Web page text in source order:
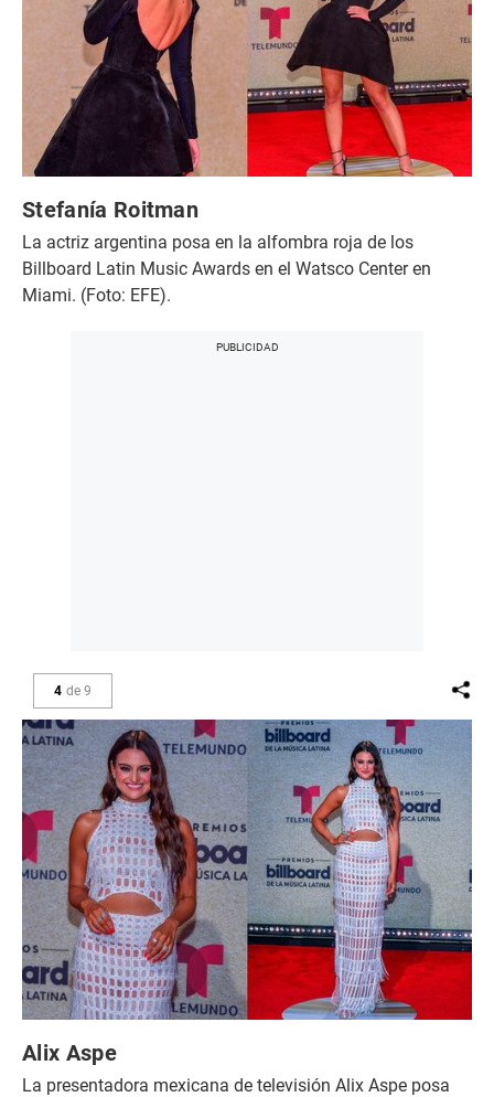
Stefanía Roitman
La actriz argentina posa en la alfombra roja de los
Billboard Latin Music Awards en el Watsco Center en
Miami. (Foto: EFE).
4 de 9
Alix Aspe
La presentadora mexicana de televisión Alix Aspe posa